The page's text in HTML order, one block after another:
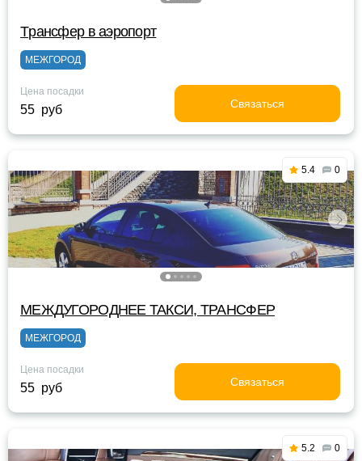
Tрансфер в аэропорт
МЕЖГОРОД
Цена посадки
55 руб Связаться
5.4 0
МЕЖДУГОРОДНЕЕ ТАКСИ, ТРАНСФЕР
МЕЖГОРОД
Цена посадки
55 руб Связаться
5.2 0